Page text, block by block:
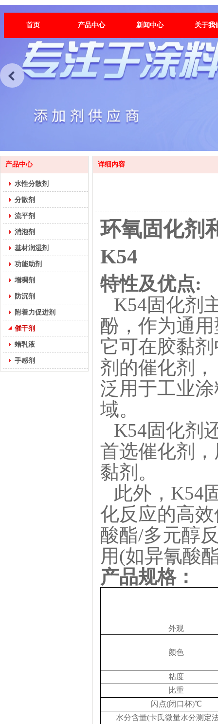
首页 产品中心 新闻中心 关于我
产品中心
水性分散剂
分散剂
流平剂
消泡剂
基材润湿剂
功能助剂
增稠剂
防沉剂
附着力促进剂
催干剂
蜡乳液
手感剂
详细内容
环氧固化剂
K54
特性及优点:
K54固化剂
酚，作为通
它可在胶黏
剂的催化剂
泛用于工业
域。
K54固化剂
首选催化剂
黏剂。
此外， K54
化反应的高
酸酯/多元醇
用(如异氰酸
产品规格：
外观
颜色
粘度
比重
闪点(闭口杯)℃
水分含量(卡氏微量水分测定